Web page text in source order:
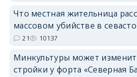
Что местная жительница
массовом убийстве в
21 10137
Минкультуры может
стройки у форта «Северная